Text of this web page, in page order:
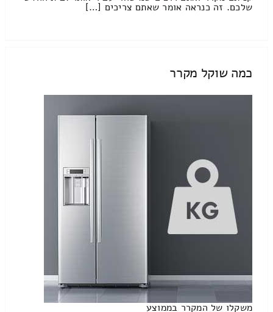
שלכם. זה כנראה אומר שאתם צריכים […]
כמה שוקל מקרר
משקלו של המקרר בממוצע